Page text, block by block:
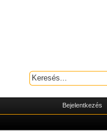
Bejelentkezés